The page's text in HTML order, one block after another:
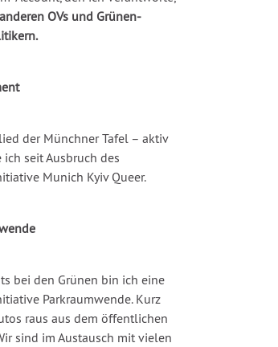
anderen OVs und Grünen-
der Münchner Tafel – aktiv
seit Ausbruch des
Munich Kyiv Queer.
bei den Grünen bin ich eine
Parkraumwende. Kurz
raus aus dem öffentlichen
sind im Austausch mit vielen